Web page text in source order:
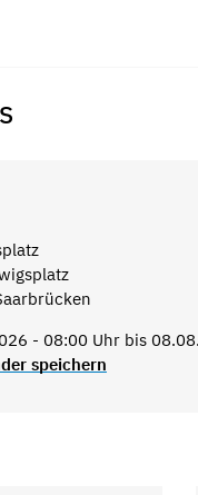
- 08:00 Uhr bis
speichern